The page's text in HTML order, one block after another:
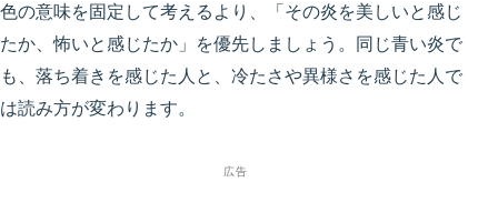
色の意味を固定して考えるより、「その炎を美しいと感じ
たか、怖いと感じたか」を優先しましょう。同じ青い炎で
も、落ち着きを感じた人と、冷たさや異様さを感じた人で
は読み方が変わります。
広告